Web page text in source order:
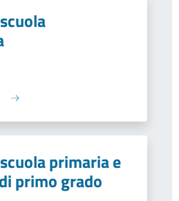
primaria e
primo grado